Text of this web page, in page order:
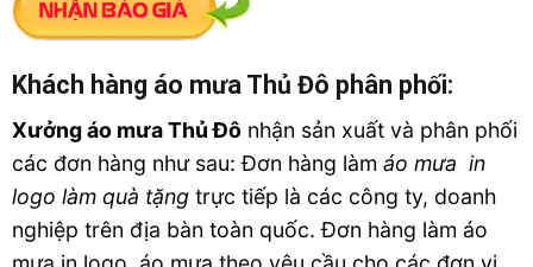
Khách hàng áo mưa Thủ Đô phân phối:
Xưởng áo mưa Thủ Đô nhận sản xuất và phân phối
các đơn hàng như sau: Đơn hàng làm áo mưa in
logo làm quà tặng trực tiếp là các công ty, doanh
nghiệp trên địa bàn toàn quốc. Đơn hàng làm áo